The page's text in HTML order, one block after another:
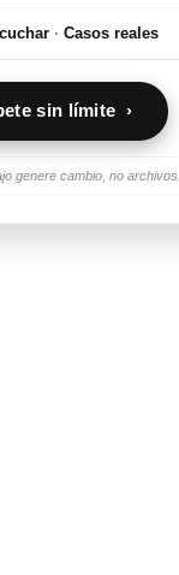
· Casos reales
sin límite ›
genere cambio, no archivos.